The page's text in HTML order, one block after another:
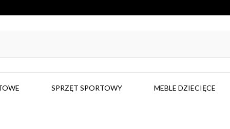
SPRZĘT SPORTOWY MEBLE DZIECIĘCE